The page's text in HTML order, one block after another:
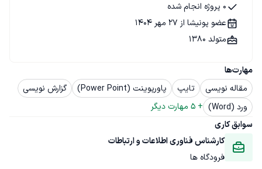
مهارت‌ها
مقاله نویسی
تایپ پاورپوینت (Power Point)
گزارش نویسی
ورد (Word)
+
5 مهارت دیگر
سوابق کاری
کارشناس فناوری اطلاعات و ارتباطات
فرودگاه ها
0 پروژه انجام شده
عضو پونیشا از 27 مهر 1404
متولد 1380